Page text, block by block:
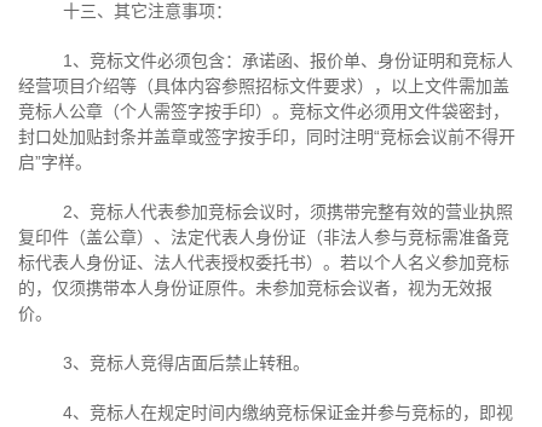
十三、其它注意事项：
1、竞标文件必须包含：承诺函、报价单、身份证明和竞标人
经营项目介绍等（具体内容参照招标文件要求），以上文件需加盖
竞标人公章（个人需签字按手印）。竞标文件必须用文件袋密封，
封口处加贴封条并盖章或签字按手印，同时注明“竞标会议前不得开
启”字样。
2、竞标人代表参加竞标会议时，须携带完整有效的营业执照
复印件（盖公章）、法定代表人身份证（非法人参与竞标需准备竞
标代表人身份证、法人代表授权委托书）。若以个人名义参加竞标
的，仅须携带本人身份证原件。未参加竞标会议者，视为无效报
价。
3、竞标人竞得店面后禁止转租。
4、竞标人在规定时间内缴纳竞标保证金并参与竞标的，即视